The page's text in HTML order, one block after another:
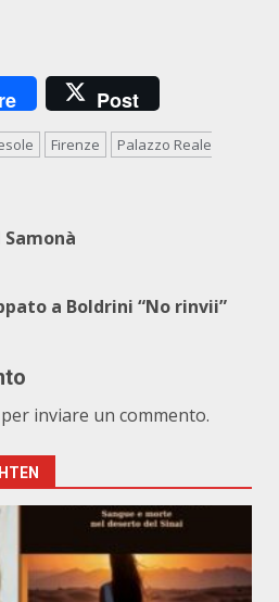
Post
Firenze
Palazzo Reale
a Boldrini “No rinvii”
per inviare un commento.